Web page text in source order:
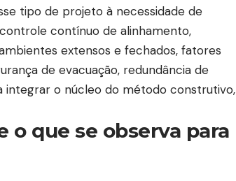
tipo de projeto à necessidade de
contínuo de alinhamento,
extensos e fechados, fatores
de evacuação, redundância de
integrar o núcleo do método construtivo,
o que se observa para